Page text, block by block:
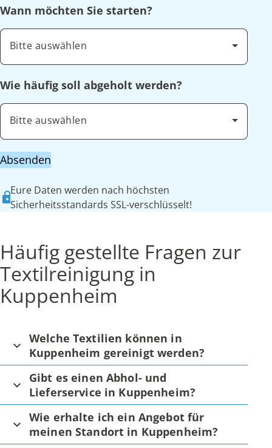
Wann möchten Sie starten?
Bitte auswählen
Wie häufig soll abgeholt werden?
Bitte auswählen
Absenden
Eure Daten werden nach höchsten
Sicherheitsstandards SSL-verschlüsselt!
Häufig gestellte Fragen zur
Textilreinigung in
Kuppenheim
Welche Textilien können in
Kuppenheim gereinigt werden?
Gibt es einen Abhol- und
Lieferservice in Kuppenheim?
Wie erhalte ich ein Angebot für
meinen Standort in Kuppenheim?